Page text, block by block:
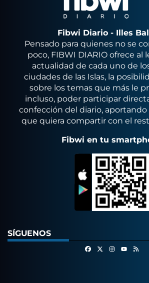
Fibwi Diario - Illes
Pensado para quienes no se
poco, FIBWI DIARIO ofrece al
actualidad de cada uno de
ciudades de las Islas, la
sobre los temas que más le
incluso, poder participar
confección del diario,
que quiera compartir con el
Fibwi en tu
SÍGUENOS
FacebookInstagram